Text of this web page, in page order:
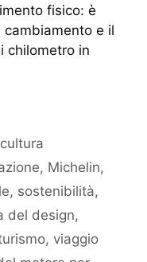
fisico: è
cambiamento e il
chilometro in
cultura
, Michelin,
, sostenibilità,
del design,
, viaggio